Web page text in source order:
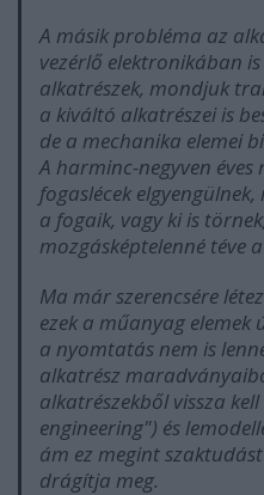
A másik probléma az
vezérlő elektronikában
alkatrészek, mondjuk
a kiváltó alkatrészei is
de a mechanika elemei
A harminc-negyven éves
fogaslécek
a fogaik, vagy ki is
mozgásképtelenné téve
Ma már szerencsére
ezek a műanyag
a nyomtatás nem is
alkatrész
alkatrészekből vissza
engineering") és
ám ez megint
drágítja meg.